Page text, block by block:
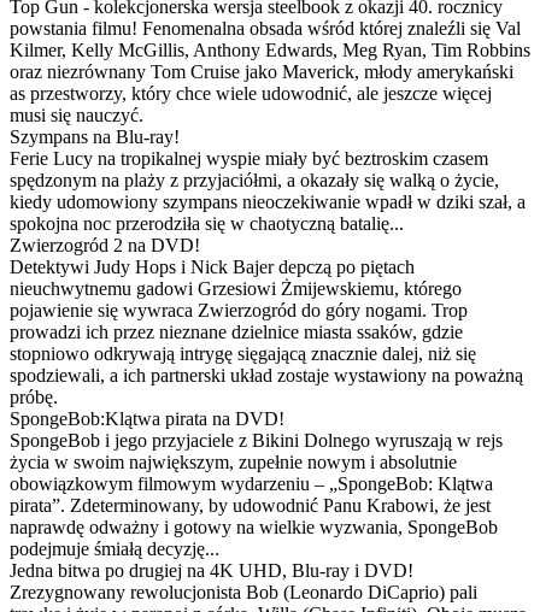
Top Gun - kolekcjonerska wersja steelbook z okazji 40. rocznicy
powstania filmu! Fenomenalna obsada wśród której znaleźli się Val
Kilmer, Kelly McGillis, Anthony Edwards, Meg Ryan, Tim Robbins
oraz niezrównany Tom Cruise jako Maverick, młody amerykański
as przestworzy, który chce wiele udowodnić, ale jeszcze więcej
musi się nauczyć.
Szympans na Blu-ray!
Ferie Lucy na tropikalnej wyspie miały być beztroskim czasem
spędzonym na plaży z przyjaciółmi, a okazały się walką o życie,
kiedy udomowiony szympans nieoczekiwanie wpadł w dziki szał, a
spokojna noc przerodziła się w chaotyczną batalię...
Zwierzogród 2 na DVD!
Detektywi Judy Hops i Nick Bajer depczą po piętach
nieuchwytnemu gadowi Grzesiowi Żmijewskiemu, którego
pojawienie się wywraca Zwierzogród do góry nogami. Trop
prowadzi ich przez nieznane dzielnice miasta ssaków, gdzie
stopniowo odkrywają intrygę sięgającą znacznie dalej, niż się
spodziewali, a ich partnerski układ zostaje wystawiony na poważną
próbę.
SpongeBob:Klątwa pirata na DVD!
SpongeBob i jego przyjaciele z Bikini Dolnego wyruszają w rejs
życia w swoim największym, zupełnie nowym i absolutnie
obowiązkowym filmowym wydarzeniu – „SpongeBob: Klątwa
pirata”. Zdeterminowany, by udowodnić Panu Krabowi, że jest
naprawdę odważny i gotowy na wielkie wyzwania, SpongeBob
podejmuje śmiałą decyzję...
Jedna bitwa po drugiej na 4K UHD, Blu-ray i DVD!
Zrezygnowany rewolucjonista Bob (Leonardo DiCaprio) pali